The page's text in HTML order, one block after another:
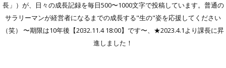
長」）が、日々の成長記録を毎日500〜1000文字で投稿しています。普通の
サラリーマンが経営者になるまでの成長する"生の"姿を応援してください
（笑） 〜期限は10年後【2032.11.4 18:00】です〜、★2023.4.1より課長に昇
進しました！